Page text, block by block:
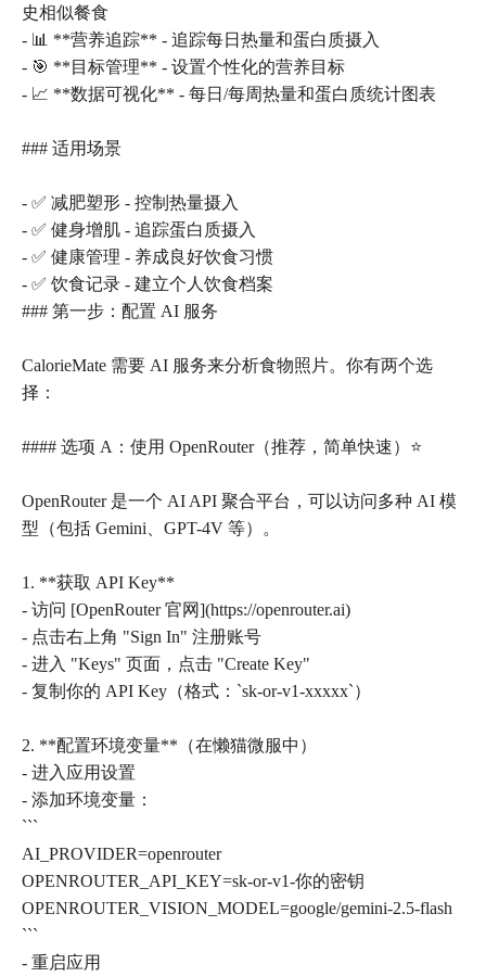
史相似餐食
- 📊 **营养追踪** - 追踪每日热量和蛋白质摄入
- 🎯 **目标管理** - 设置个性化的营养目标
- 📈 **数据可视化** - 每日/每周热量和蛋白质统计图表
### 适用场景
- ✅ 减肥塑形 - 控制热量摄入
- ✅ 健身增肌 - 追踪蛋白质摄入
- ✅ 健康管理 - 养成良好饮食习惯
- ✅ 饮食记录 - 建立个人饮食档案
### 第一步：配置 AI 服务
CalorieMate 需要 AI 服务来分析食物照片。你有两个选
择：
#### 选项 A：使用 OpenRouter（推荐，简单快速）⭐
OpenRouter 是一个 AI API 聚合平台，可以访问多种 AI 模
型（包括 Gemini、GPT-4V 等）。
1. **获取 API Key**
- 访问 [OpenRouter 官网](https://openrouter.ai)
- 点击右上角 "Sign In" 注册账号
- 进入 "Keys" 页面，点击 "Create Key"
- 复制你的 API Key（格式：`sk-or-v1-xxxxx`）
2. **配置环境变量**（在懒猫微服中）
- 进入应用设置
- 添加环境变量：
```
AI_PROVIDER=openrouter
OPENROUTER_API_KEY=sk-or-v1-你的密钥
OPENROUTER_VISION_MODEL=google/gemini-2.5-flash
```
- 重启应用